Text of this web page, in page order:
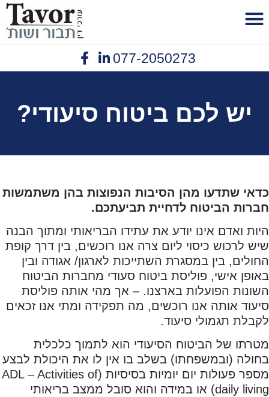
077-2050273
יש לכם ביטוח סיעודי?
כדאי שתדעו מהן הסיבות הנפוצות בהן משתמשות
חברות הביטוח לדחיית תביעתכם.
היות ואדם אינו יודע את עתידו הבריאותי ומתוך הבנה
שיש לרכוש כיסוי ליום צרה אנו רוכשים, בין דרך קופת
החולים, בין במסגרת השתייכות לארגון/ אגודה ובין
באופן אישי, פוליסת ביטוח סעודי מחברות הביטוח
השונות הפועלות בארצנו. – אך מהי אותה פוליסת
סיעוד אותה אנו רוכשים, מה תפקידה ומתי אנו זכאים
לקבלת תגמולי סיעוד.
מטרתו של הביטוח הסיעודי הוא לתמוך כלכלית
בחולה (ובמשפחתו) בשלב בו אין לו את היכולת לבצע
מספר פעולות יום יומיות בסיסיות (ADL – Activities of
daily living) או במידה והוא סובל ממצב בריאותי